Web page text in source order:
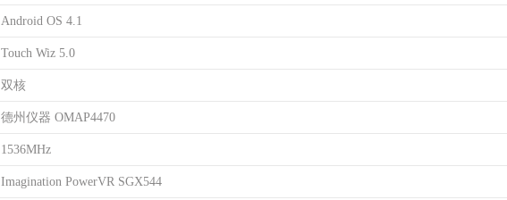
Android OS 4.1
Touch Wiz 5.0
双核
德州仪器 OMAP4470
1536MHz
Imagination PowerVR SGX544